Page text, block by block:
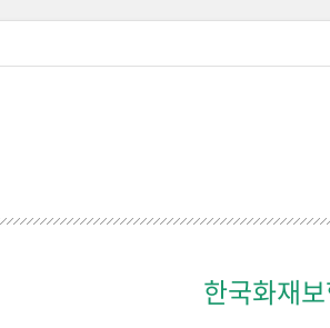
한국화재